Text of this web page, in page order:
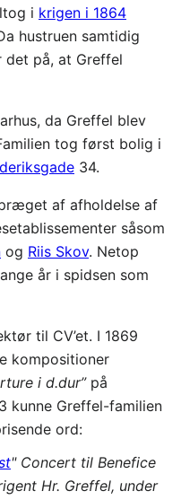
i krigen i 1864
hustruen samtidig
det på, at Greffel
da Greffel blev
tog først bolig i
34.
af afholdelse af
såsom
og Riis Skov. Netop
år i spidsen som
til CV’et. I 1869
kompositioner
i d.dur”på
kunne Greffel-familien
ord:
" Concert til Benefice
Hr. Greffel, under